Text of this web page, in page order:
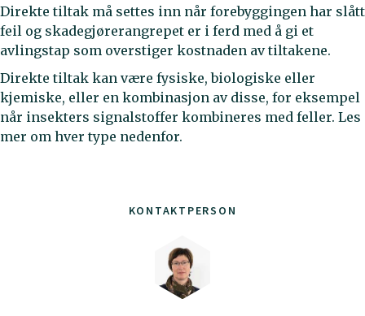
KONTAKTPERSON
Direkte tiltak må settes inn når forebyggingen har slått
feil og skadegjørerangrepet er i ferd med å gi et
avlingstap som overstiger kostnaden av tiltakene.
Direkte tiltak kan være fysiske, biologiske eller
kjemiske, eller en kombinasjon av disse, for eksempel
når insekters signalstoffer kombineres med feller. Les
mer om hver type nedenfor.